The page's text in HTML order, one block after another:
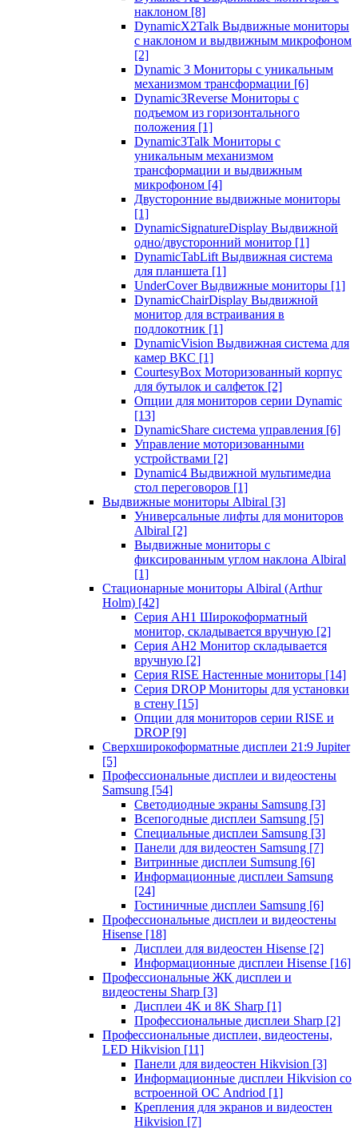
наклоном [8]
DynamicX2Talk Выдвижные мониторы
с наклоном и выдвижным микрофоном
[2]
Dynamic 3 Мониторы с уникальным
механизмом трансформации [6]
Dynamic3Reverse Мониторы с
подъемом из горизонтального
положения [1]
Dynamic3Talk Мониторы с
уникальным механизмом
трансформации и выдвижным
микрофоном [4]
Двусторонние выдвижные мониторы
[1]
DynamicSignatureDisplay Выдвижной
одно/двусторонний монитор [1]
DynamicTabLift Выдвижная система
для планшета [1]
UnderCover Выдвижные мониторы [1]
DynamicChairDisplay Выдвижной
монитор для встраивания в
подлокотник [1]
DynamicVision Выдвижная система для
камер ВКС [1]
CourtesyBox Моторизованный корпус
для бутылок и салфеток [2]
Опции для мониторов серии Dynamic
[13]
DynamicShare система управления [6]
Управление моторизованными
устройствами [2]
Dynamic4 Выдвижной мультимедиа
стол переговоров [1]
Выдвижные мониторы Albiral [3]
Универсальные лифты для мониторов
Albiral [2]
Выдвижные мониторы с
фиксированным углом наклона Albiral
[1]
Стационарные мониторы Albiral (Arthur
Holm) [42]
Серия AH1 Широкоформатный
монитор, складывается вручную [2]
Серия AH2 Монитор складывается
вручную [2]
Серия RISE Настенные мониторы [14]
Серия DROP Мониторы для установки
в стену [15]
Опции для мониторов серии RISE и
DROP [9]
Сверхширокоформатные дисплеи 21:9 Jupiter
[5]
Профессиональные дисплеи и видеостены
Samsung [54]
Светодиодные экраны Samsung [3]
Всепогодные дисплеи Samsung [5]
Специальные дисплеи Samsung [3]
Панели для видеостен Samsung [7]
Витринные дисплеи Sumsung [6]
Информационные дисплеи Samsung
[24]
Гостиничные дисплеи Samsung [6]
Профессиональные дисплеи и видеостены
Hisense [18]
Дисплеи для видеостен Hisense [2]
Информационные дисплеи Hisense [16]
Профессиональные ЖК дисплеи и
видеостены Sharp [3]
Дисплеи 4K и 8K Sharp [1]
Профессиональные дисплеи Sharp [2]
Профессиональные дисплеи, видеостены,
LED Hikvision [11]
Панели для видеостен Hikvision [3]
Информационные дисплеи Hikvision со
встроенной ОС Andriod [1]
Крепления для экранов и видеостен
Hikvision [7]